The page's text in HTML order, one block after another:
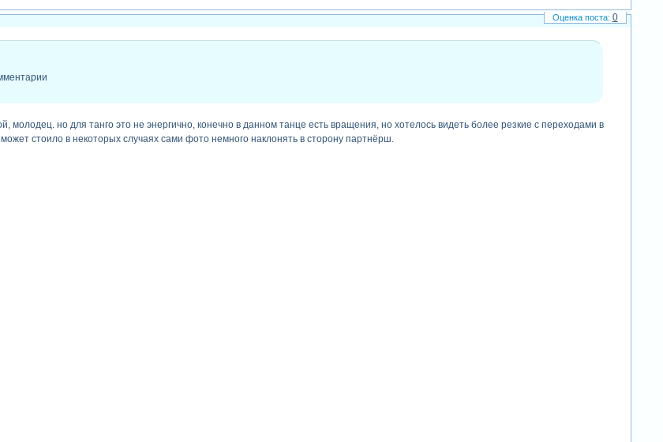
молодец. но для танго это не энергично, конечно в данном танце есть вращения, но хотелось видеть более резкие с переходами в
стоило в некоторых случаях сами фото немного наклонять в сторону партнёрш.
0